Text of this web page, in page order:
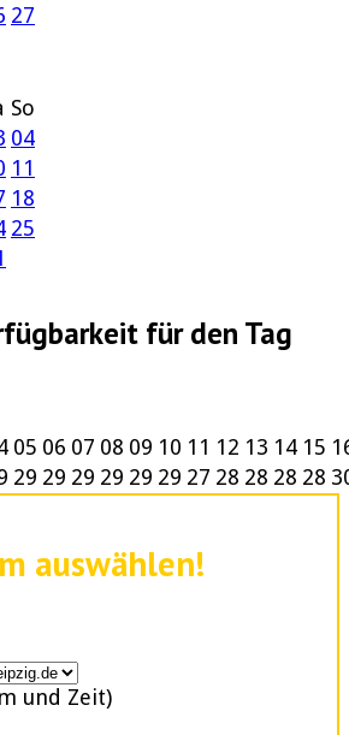
27
So
04
11
18
25
für den Tag
05 06 07 08 09 10 11 12 13 14 15
29 29 29 29 29 29 27 28 28 28 28
auswählen!
und Zeit)